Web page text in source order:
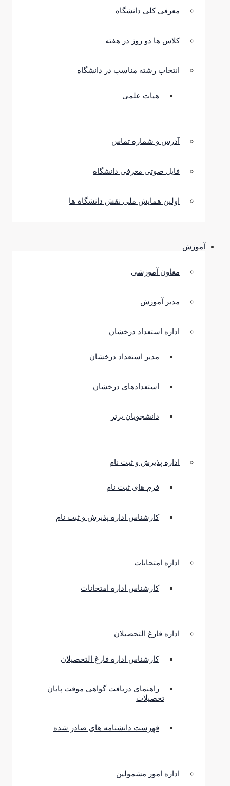
معرفی کلی دانشگاه
کلاس ها دو روز در هفته
انتخاب رشته مناسب در دانشگاه
هیات علمی
آدرس و شماره تماس
فایل صوتی معرفی دانشگاه
اولین همایش ملی نقش دانشگاه ها
آموزش
معاون آموزشی
مدیر آموزش
اداره استعداد درخشان
مدیر استعداد درخشان
استعدادهای درخشان
دانشجویان برتر
اداره پذیرش و ثبت نام
فرم های ثبت نام
کارشناس اداره پذیرش و ثبت نام
اداره امتحانات
کارشناس اداره امتحانات
اداره فارغ التحصیلان
کارشناس اداره فارغ التحصیلان
راهنمای دریافت گواهی موقت پایان
تحصیلات
فهرست دانشنامه های صادر شده
اداره امور مشمولین